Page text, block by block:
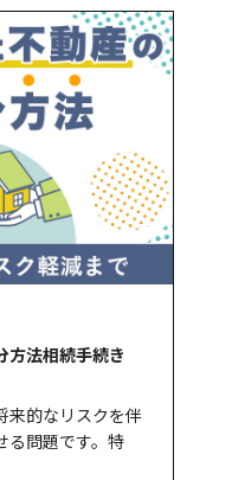
方法相続手続き
来的なリスクを伴
る問題です。特